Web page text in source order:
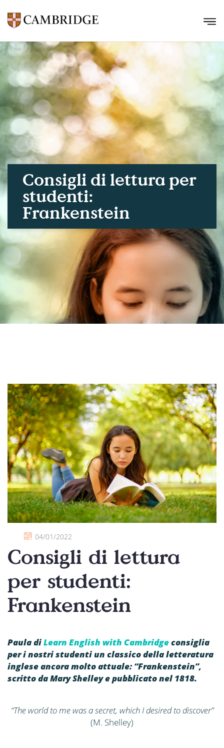
Consigli di lettura per
studenti:
Frankenstein
04/01/2022
Consigli di lettura
per studenti:
Frankenstein
Paula diLearn English with Cambridgeconsiglia
per i nostri studenti un classico della letteratura
inglese ancora molto attuale: “Frankenstein”,
scritto da Mary Shelley e pubblicato nel 1818.
“The world to me was a secret, which I desired to discover”
(M. Shelley)